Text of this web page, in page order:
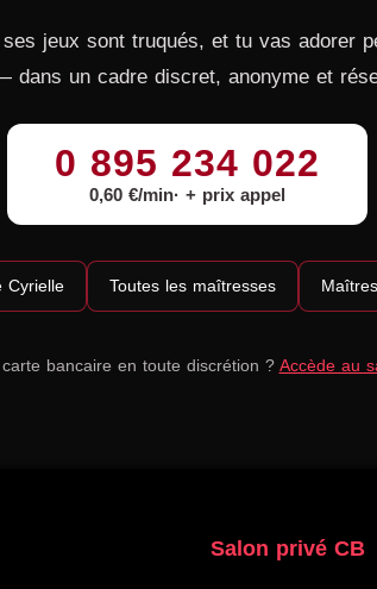
jeux sont truqués, et tu vas adorer
dans un cadre discret, anonyme et
0 895 234 022
0,60 €/min + prix appel
Cyrielle Toutes les maîtresses
bancaire en toute discrétion ? Accède au
Salon privé CB